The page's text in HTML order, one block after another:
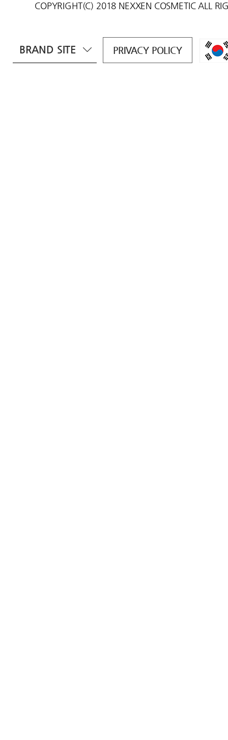
COPYRIGHT(C) 2018 NEXXEN COSMETIC ALL
BRAND SITE PRIVACY POLICY